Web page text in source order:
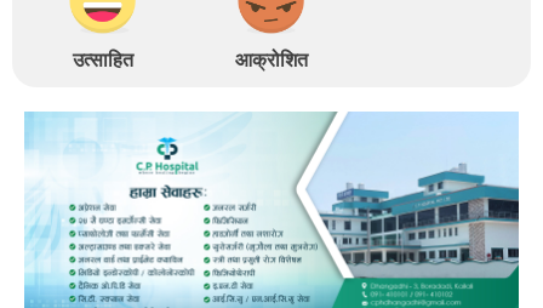
उत्साहित आक्रोशित